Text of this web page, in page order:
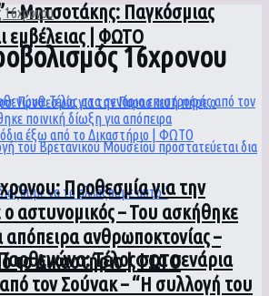
– Μητσοτάκης: Παγκόσμιας
εμβέλειας | ΦΩΤΟ
Τέλος στα σενάρια
τον Σούνακ – “Η συλλογή του
16χρονου
16χρονου
Προθεσμία για την
αστυνομικός – Του ασκήθηκε
απόπειρα ανθρωποκτονίας –
το Δικαστήριο | ΦΩΤΟ